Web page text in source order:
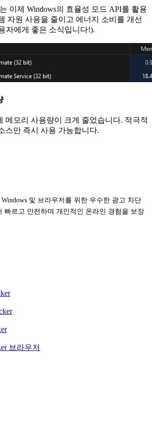
이제 Windows의 효율성 모드 API를 활용
자원 사용을 줄이고 에너지 소비를 개선
자에게 좋은 소식입니다!).
메모리 사용량이 크게 줄었습니다. 적극적
스만 즉시 사용 가능합니다.
Windows 및 브라우저를 위한 우수한 광고 차단
빠르고 안전하며 개인적인 온라인 경험을 보장
브라우저